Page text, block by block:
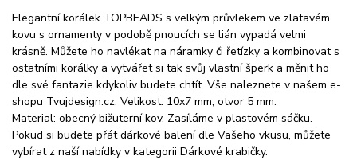
Elegantní korálek TOPBEADS s velkým průvlekem ve zlatavém
kovu s ornamenty v podobě pnoucích se lián vypadá velmi
krásně. Můžete ho navlékat na náramky či řetízky a kombinovat s
ostatními korálky a vytvářet si tak svůj vlastní šperk a měnit ho
dle své fantazie kdykoliv budete chtít. Vše naleznete v našem e-
shopu Tvujdesign.cz. Velikost: 10x7 mm, otvor 5 mm.
Material: obecný bižuterní kov. Zasíláme v plastovém sáčku.
Pokud si budete přát dárkové balení dle Vašeho vkusu, můžete
vybírat z naší nabídky v kategorii Dárkové krabičky.